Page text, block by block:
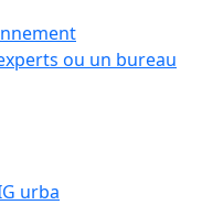
ou un bureau
urba